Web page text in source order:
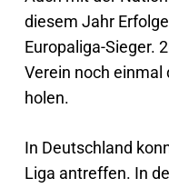
diesem Jahr
Europaliga-Sieger.
Verein noch einmal
holen.
In Deutschland
Liga antreffen. In